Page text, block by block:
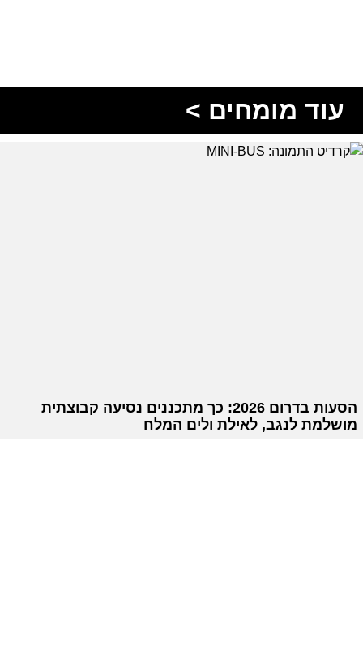
עוד מומחים >
הסעות בדרום 2026: כך מתכננים נסיעה קבוצתית
מושלמת לנגב, לאילת ולים המלח